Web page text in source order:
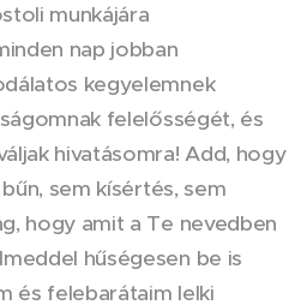
munkájára
nap jobban
kegyelemnek
felelősségét, és
hivatásomra! Add, hogy
sem kísértés, sem
hogy amit a Te nevedben
hűségesen be is
és felebarátaim lelki